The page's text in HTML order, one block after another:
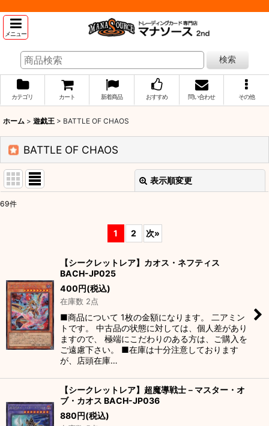
メニュー
検索
カテゴリ カート 新着商品 おすすめ 問い合わせ その他
ホーム > 遊戯王 > BATTLE OF CHAOS
BATTLE OF CHAOS
表示順変更
69件
1 2 次»
【シークレットレア】カオス・ネフティス
BACH-JP025
400円(税込)
在庫数 2点
■商品について 1枚の金額になります。 二アミン
トです。 中古品の状態に対しては、個人差があり
ますので、 極端にこだわりのある方は、ご購入を
ご遠慮下さい。 ■在庫は十分注意しております
が、店頭在庫…
【シークレットレア】超魔導戦士－マスター・オ
ブ・カオス BACH-JP036
880円(税込)